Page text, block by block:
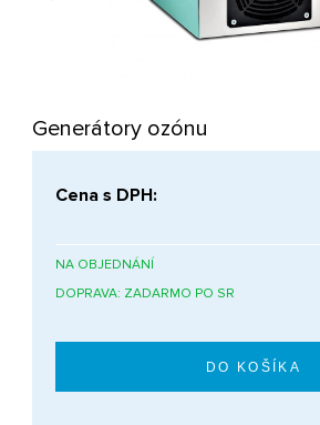
Generátory ozónu
Cena s DPH:
NA OBJEDNÁNÍ
DOPRAVA: ZADARMO PO SR